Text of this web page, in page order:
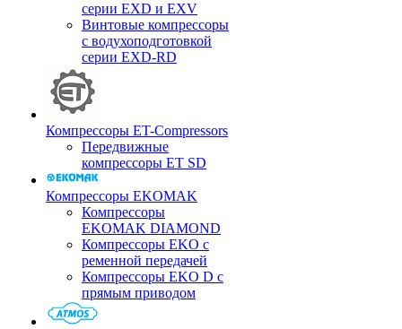
серии EXD и EXV
Винтовые компрессоры
с водухоподготовкой
серии EXD-RD
Компрессоры ET-Compressors
Передвижные
компрессоры ET SD
Компрессоры EKOMAK
Компрессоры
EKOMAK DIAMOND
Компрессоры EKO c
ременной передачей
Компрессоры EKO D с
прямым приводом